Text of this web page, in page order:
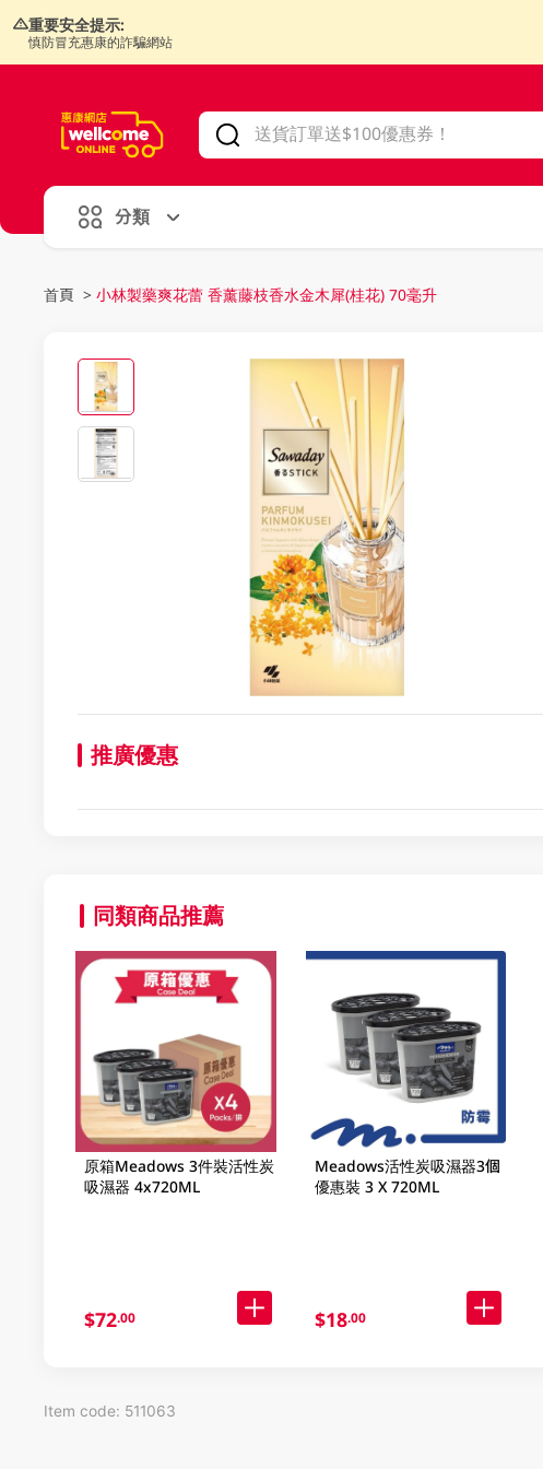
重要安全提示:
慎防冒充惠康的詐騙網站
分類
首頁 > 小林製藥爽花蕾 香薰藤枝香水金木犀(桂花) 70毫升
推廣優惠
同類商品推薦
原箱Meadows 3件裝活性炭
吸濕器 4x720ML
$72.00
Meadows活性炭吸濕器3個
優惠裝 3 X 720ML
$18.00
Item code: 511063